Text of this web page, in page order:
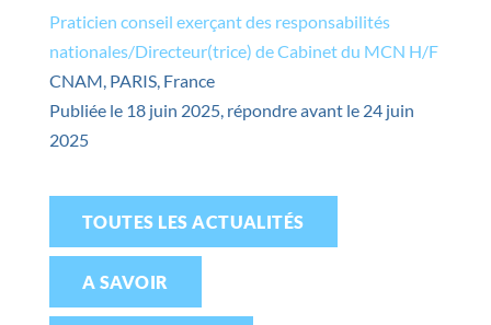
Praticien conseil exerçant des responsabilités
nationales/Directeur(trice) de Cabinet du MCN H/F
CNAM, PARIS, France
Publiée le 18 juin 2025, répondre avant le 24 juin
2025
TOUTES LES ACTUALITÉS
A SAVOIR